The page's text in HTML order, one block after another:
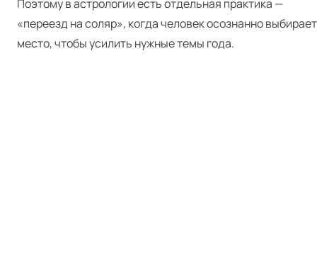
Поэтому в астрологии есть отдельная практика —
«переезд на соляр», когда человек осознанно выбирает
место, чтобы усилить нужные темы года.